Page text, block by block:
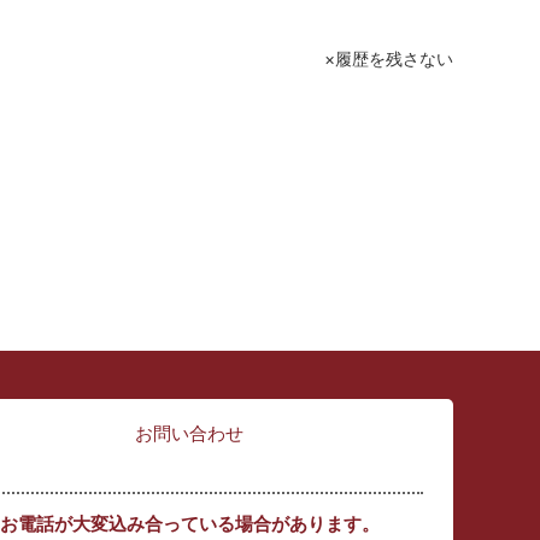
履歴を残さない
お問い合わせ
お電話が大変込み合っている場合があります。